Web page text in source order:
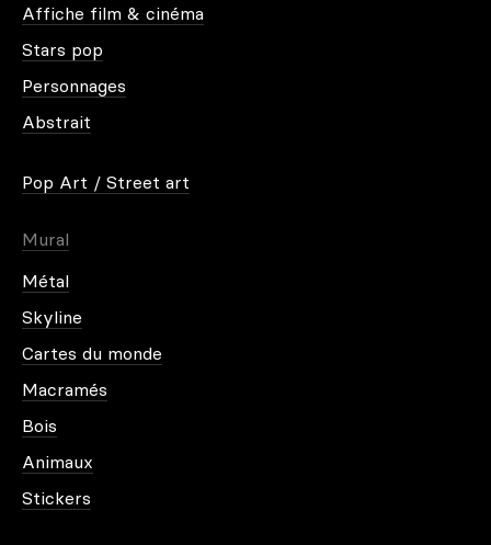
Affiche film & cinéma
Stars pop
Personnages
Abstrait
Pop Art / Street art
Mural
Métal
Skyline
Cartes du monde
Macramés
Bois
Animaux
Stickers